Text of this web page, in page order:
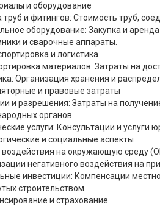
и оборудование
труб и фитингов: Стоимость труб,
оборудование: Закупка и
и сварочные аппараты.
и логистика
материалов: Затраты на
Организация хранения и
и правовые затраты
и разрешения: Затраты на
органов.
услуги: Консультации и услуги
и социальные аспекты
на окружающую среду
негативного воздействия на
инвестиции: Компенсации
строительством.
и страхование